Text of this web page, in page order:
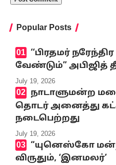
Popular Posts
‘‘பிரதமர்
வேண்டும்” அபிஜித்
July 19, 2026
நாடாளுமன்ற
தொடர் அனைத்து
நடைபெற்றது
July 19, 2026
“யுனெஸ்கோ
விருதும், ‘இனமலர்’